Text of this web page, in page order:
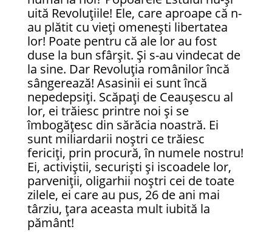
uită Revoluțiile! Ele, care aproape că n-
au plătit cu vieți omenești libertatea
lor! Poate pentru că ale lor au fost
duse la bun sfârșit. Și s-au vindecat de
la sine. Dar Revoluția românilor încă
sângerează! Asasinii ei sunt încă
nepedepsiți. Scăpați de Ceaușescu al
lor, ei trăiesc printre noi și se
îmbogățesc din sărăcia noastră. Ei
sunt miliardarii noștri ce trăiesc
fericiți, prin procură, în numele nostru!
Ei, activiștii, securiști și iscoadele lor,
parveniții, oligarhii noștri cei de toate
zilele, ei care au pus, 26 de ani mai
târziu, țara aceasta mult iubită la
pământ!